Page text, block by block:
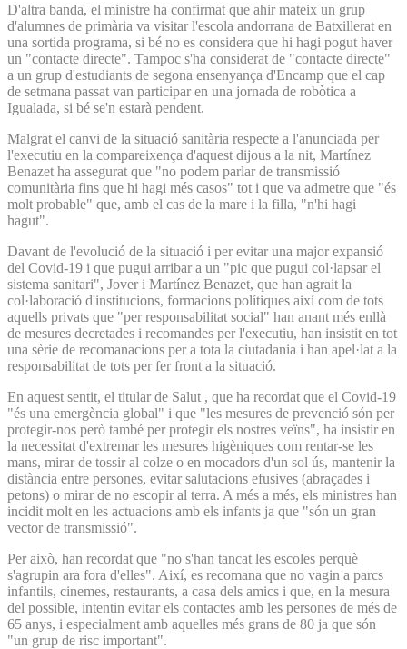
D'altra banda, el ministre ha confirmat que ahir mateix un grup
d'alumnes de primària va visitar l'escola andorrana de Batxillerat en
una sortida programa, si bé no es considera que hi hagi pogut haver
un "contacte directe". Tampoc s'ha considerat de "contacte directe"
a un grup d'estudiants de segona ensenyança d'Encamp que el cap
de setmana passat van participar en una jornada de robòtica a
Igualada, si bé se'n estarà pendent.
Malgrat el canvi de la situació sanitària respecte a l'anunciada per
l'executiu en la compareixença d'aquest dijous a la nit, Martínez
Benazet ha assegurat que "no podem parlar de transmissió
comunitària fins que hi hagi més casos" tot i que va admetre que "és
molt probable" que, amb el cas de la mare i la filla, "n'hi hagi
hagut".
Davant de l'evolució de la situació i per evitar una major expansió
del Covid-19 i que pugui arribar a un "pic que pugui col·lapsar el
sistema sanitari", Jover i Martínez Benazet, que han agrait la
col·laboració d'institucions, formacions polítiques així com de tots
aquells privats que "per responsabilitat social" han anant més enllà
de mesures decretades i recomandes per l'executiu, han insistit en tot
una sèrie de recomanacions per a tota la ciutadania i han apel·lat a la
responsabilitat de tots per fer front a la situació.
En aquest sentit, el titular de Salut , que ha recordat que el Covid-19
"és una emergència global" i que "les mesures de prevenció són per
protegir-nos però també per protegir els nostres veïns", ha insistir en
la necessitat d'extremar les mesures higèniques com rentar-se les
mans, mirar de tossir al colze o en mocadors d'un sol ús, mantenir la
distància entre persones, evitar salutacions efusives (abraçades i
petons) o mirar de no escopir al terra. A més a més, els ministres han
incidit molt en les actuacions amb els infants ja que "són un gran
vector de transmissió".
Per això, han recordat que "no s'han tancat les escoles perquè
s'agrupin ara fora d'elles". Així, es recomana que no vagin a parcs
infantils, cinemes, restaurants, a casa dels amics i que, en la mesura
del possible, intentin evitar els contactes amb les persones de més de
65 anys, i especialment amb aquelles més grans de 80 ja que són
"un grup de risc important".